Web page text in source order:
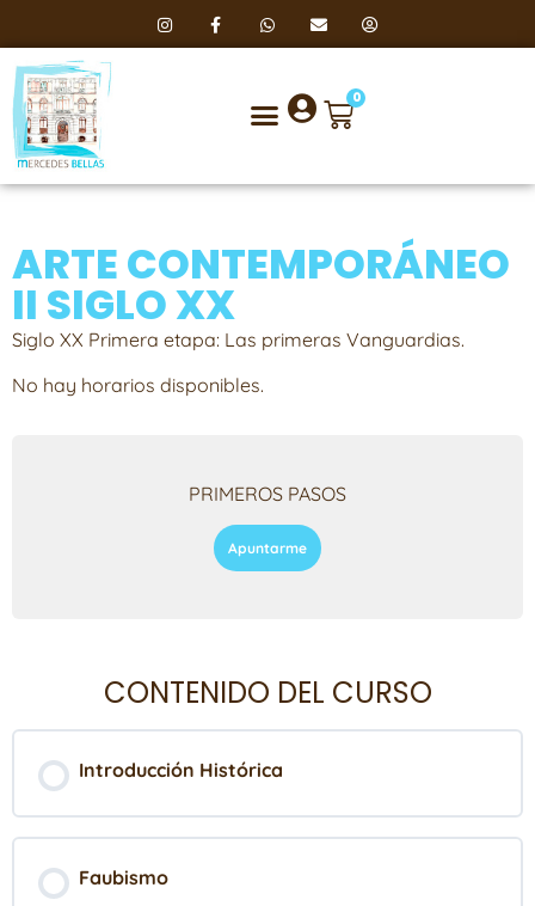
0
ARTE CONTEMPORÁNEO
II SIGLO XX
Siglo XX Primera etapa: Las primeras Vanguardias.
No hay horarios disponibles.
PRIMEROS PASOS
Apuntarme
CONTENIDO DEL CURSO
Introducción Histórica
Faubismo